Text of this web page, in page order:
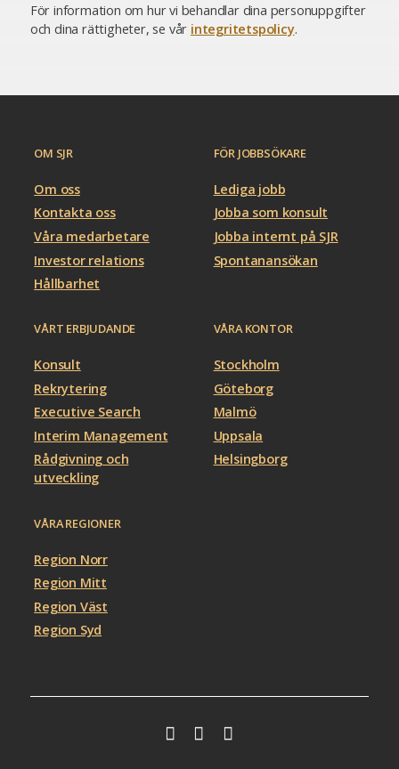
För information om hur vi behandlar dina personuppgifter
och dina rättigheter, se vår integritetspolicy.
OM SJR
Om oss
Kontakta oss
Våra medarbetare
Investor relations
Hållbarhet
FÖR JOBBSÖKARE
Lediga jobb
Jobba som konsult
Jobba internt på SJR
Spontanansökan
VÅRT ERBJUDANDE
Konsult
Rekrytering
Executive Search
Interim Management
Rådgivning och
utveckling
VÅRA KONTOR
Stockholm
Göteborg
Malmö
Uppsala
Helsingborg
VÅRA REGIONER
Region Norr
Region Mitt
Region Väst
Region Syd